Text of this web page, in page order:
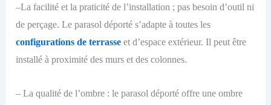
–La facilité et la praticité de l’installation ; pas besoin d’outil ni
deperçage. Le parasol déporté s’adapte à toutes les
configurations de terrasse et d’espace extérieur. Il peut être
installé à proximité des murs et des colonnes.
– La qualité de l’ombre : le parasol déporté offre une ombre